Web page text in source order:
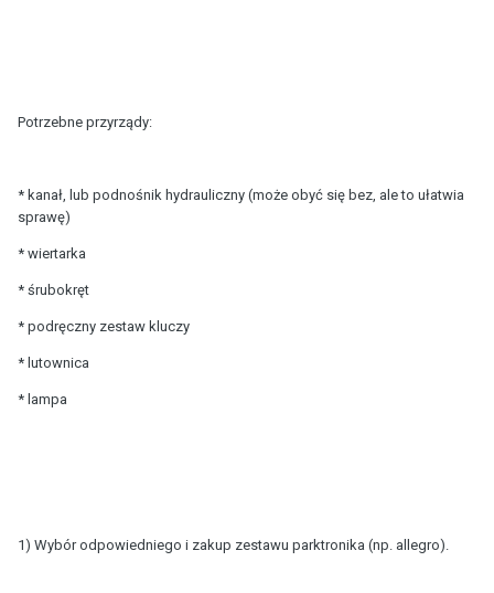
Potrzebne przyrządy:
* kanał, lub podnośnik hydrauliczny (może obyć się bez, ale to ułatwia
sprawę)
* wiertarka
* śrubokręt
* podręczny zestaw kluczy
* lutownica
* lampa
1) Wybór odpowiedniego i zakup zestawu parktronika (np. allegro).